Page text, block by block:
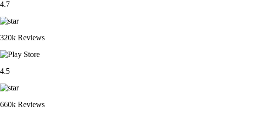
4.7
320k Reviews
4.5
660k Reviews